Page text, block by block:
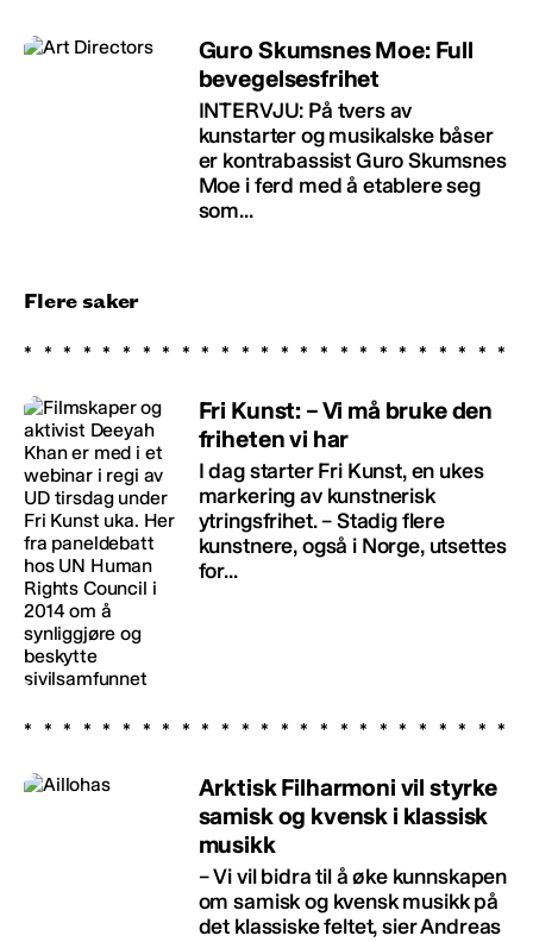
Guro Skumsnes Moe: Full
bevegelsesfrihet
INTERVJU: På tvers av
kunstarter og musikalske båser
er kontrabassist Guro Skumsnes
Moe i ferd med å etablere seg
som...
Flere saker
Fri Kunst: – Vi må bruke den
friheten vi har
I dag starter Fri Kunst, en ukes
markering av kunstnerisk
ytringsfrihet. – Stadig flere
kunstnere, også i Norge, utsettes
for...
Arktisk Filharmoni vil styrke
samisk og kvensk i klassisk
musikk
– Vi vil bidra til å øke kunnskapen
om samisk og kvensk musikk på
det klassiske feltet, sier Andreas